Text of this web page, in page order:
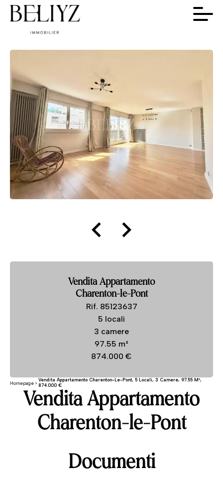
Vendita Appartamento
Charenton-le-Pont
Rif. 85123637
5 locali
3 camere
97.55 m²
874.000 €
Homepage
Vendita Appartamento Charenton-Le-Pont, 5 Locali, 3 Camere, 97.55 M²,
874.000 €
Vendita Appartamento
Charenton-le-Pont
Documenti